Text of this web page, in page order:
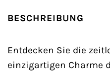
BESCHREIBUNG
Entdecken Sie die
einzigartigen Charme